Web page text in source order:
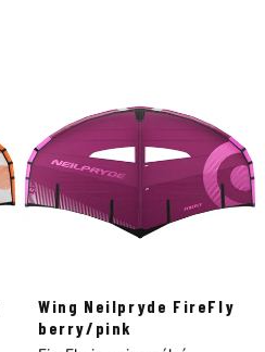
Wing Neilpryde FireFly
berry/pink